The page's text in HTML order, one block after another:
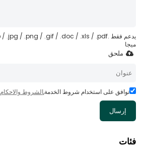
ميجا
ملحق
توافق على استخدام شروط الخدمة,الشروط والاحكام
إرسال
فئات